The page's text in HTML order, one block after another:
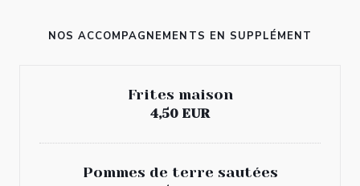
NOS ACCOMPAGNEMENTS EN SUPPLÉMENT
Frites maison
4,50 EUR
Pommes de terre sautées